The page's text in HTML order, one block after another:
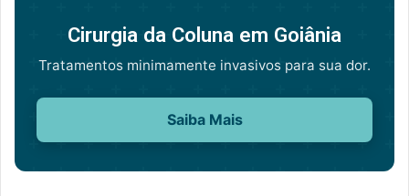
Cirurgia da Coluna em Goiânia
Tratamentos minimamente invasivos para sua dor.
Saiba Mais